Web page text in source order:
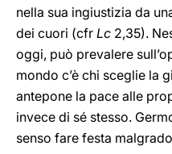
nella sua ingiustizia da
dei cuori (cfr Lc 2,35).
oggi, può prevalere
mondo c’è chi sceglie la
antepone la pace alle
invece di sé stesso.
senso fare festa